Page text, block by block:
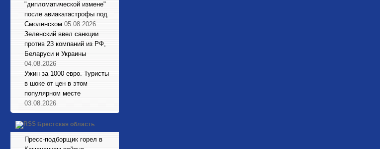
"дипломатической измене"
после авиакатастрофы под
Смоленском 05.08.2026
Зеленский ввел санкции
против 23 компаний из РФ,
Беларуси и Украины
04.08.2026
Ужин за 1000 евро. Туристы
в шоке от цен в этом
популярном месте
03.08.2026
Брестская область
Пресс-подборщик горел в